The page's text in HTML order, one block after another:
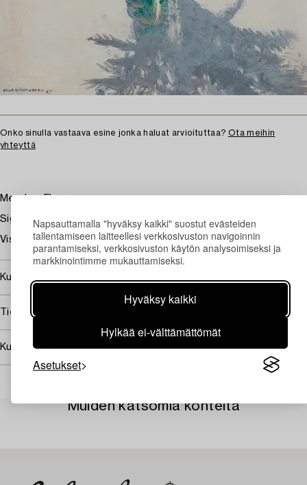
Napsauttamalla "hyväksy kaikki" suostut evästeiden
tallentamiseen laitteellesi verkkosivuston navigoinnin
parantamiseksi, verkkosivuston käytön analysoimiseksi ja
markkinointimme mukauttamiseksi.
Hyväksy kaikki
Hylkää ei-välttämättömät
Asetukset
Onko sinulla vastaava esine jonka haluat arvioituttaa? Ota meihin
yhteyttä
Meadow Flowers
Signed Olle Hjortzberg and dated -47. Panel 60 x 50 cm.
Viss ytsmuts.
Kuuluu jälleenmyyntikorvauksen piiriin
Tietoa ostamisesta
Kuvan käyttöoikeudet
Muiden katsomia kohteita